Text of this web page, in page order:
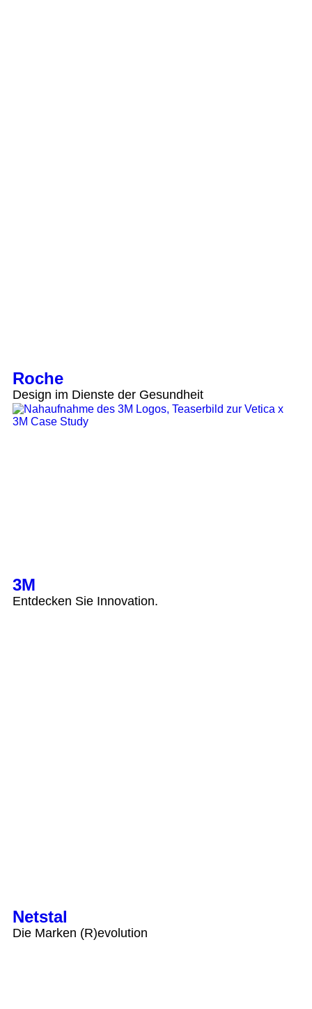
Roche
Design im Dienste der Gesundheit
3M
Entdecken Sie Innovation.
Netstal
Die Marken (R)evolution